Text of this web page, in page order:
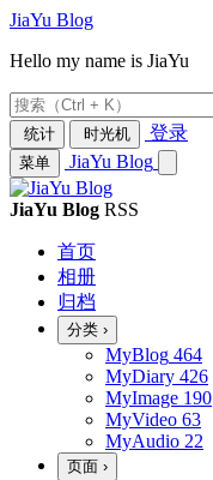
JiaYu Blog
Hello my name is JiaYu
统计
时光机 登录
菜单 JiaYu Blog
JiaYu Blog RSS
首页
相册
归档
分类 ›
MyBlog 464
MyDiary 426
MyImage 190
MyVideo 63
MyAudio 22
页面 ›